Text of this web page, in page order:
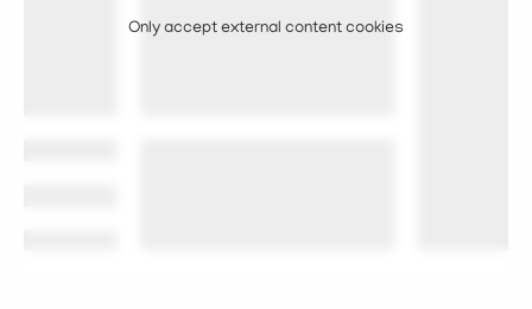
Only accept external content cookies